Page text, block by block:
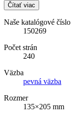
Čítať viac
Naše katalógové číslo
150269
Počet strán
240
Väzba
pevná väzba
Rozmer
135×205 mm